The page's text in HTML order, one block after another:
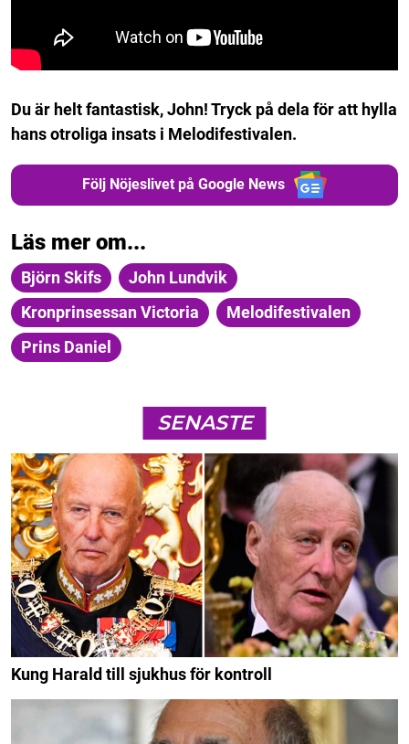
Du är helt fantastisk, John! Tryck på dela för att hylla
hans otroliga insats i Melodifestivalen.
Följ Nöjeslivet på Google News
Läs mer om...
Björn Skifs
John Lundvik
Kronprinsessan Victoria
Melodifestivalen
Prins Daniel
SENASTE
Kung Harald till sjukhus för kontroll